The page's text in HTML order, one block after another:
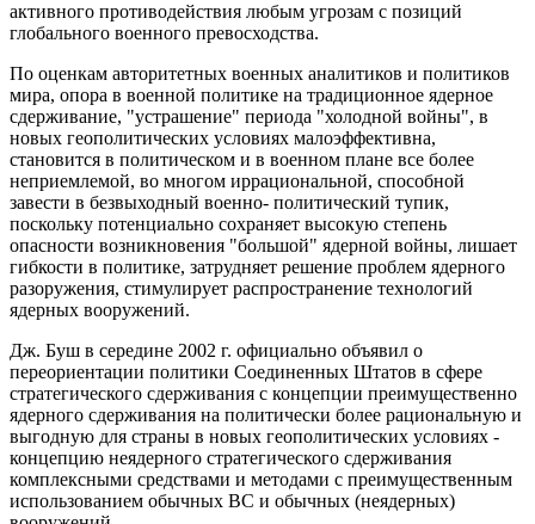
активного противодействия любым угрозам с позиций
глобального военного превосходства.
По оценкам авторитетных военных аналитиков и политиков
мира, опора в военной политике на традиционное ядерное
сдерживание, "устрашение" периода "холодной войны", в
новых геополитических условиях малоэффективна,
становится в политическом и в военном плане все более
неприемлемой, во многом иррациональной, способной
завести в безвыходный военно- политический тупик,
поскольку потенциально сохраняет высокую степень
опасности возникновения "большой" ядерной войны, лишает
гибкости в политике, затрудняет решение проблем ядерного
разоружения, стимулирует распространение технологий
ядерных вооружений.
Дж. Буш в середине 2002 г. официально объявил о
переориентации политики Соединенных Штатов в сфере
стратегического сдерживания с концепции преимущественно
ядерного сдерживания на политически более рациональную и
выгодную для страны в новых геополитических условиях -
концепцию неядерного стратегического сдерживания
комплексными средствами и методами с преимущественным
использованием обычных ВС и обычных (неядерных)